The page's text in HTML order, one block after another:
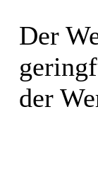
Der
der